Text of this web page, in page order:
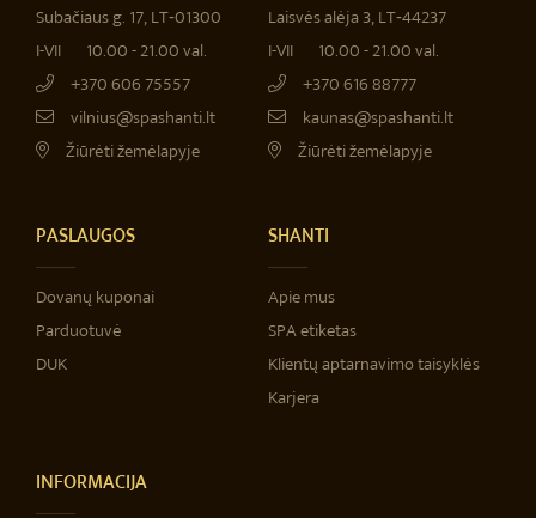
Subačiaus g. 17, LT‐01300
I-VII
10.00 - 21.00 val.
+370 606 75557
vilnius@spashanti.lt
Žiūrėti žemėlapyje
Laisvės alėja 3, LT‐44237
I-VII
10.00 - 21.00 val.
+370 616 88777
kaunas@spashanti.lt
Žiūrėti žemėlapyje
PASLAUGOS
Dovanų kuponai
Parduotuvė
DUK
SHANTI
Apie mus
SPA etiketas
Klientų aptarnavimo taisyklės
Karjera
INFORMACIJA